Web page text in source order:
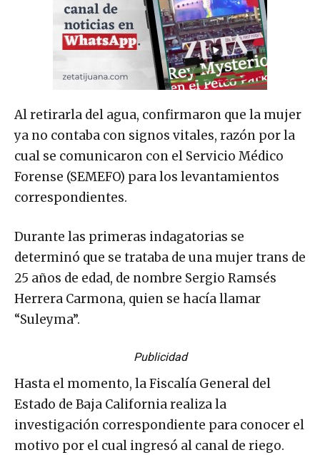
Al retirarla del agua, confirmaron que la mujer
ya no contaba con signos vitales, razón por la
cual se comunicaron con el Servicio Médico
Forense (SEMEFO) para los levantamientos
correspondientes.
Durante las primeras indagatorias se
determinó que se trataba de una mujer trans de
25 años de edad, de nombre Sergio Ramsés
Herrera Carmona, quien se hacía llamar
“Suleyma”.
Publicidad
Hasta el momento, la Fiscalía General del
Estado de Baja California realiza la
investigación correspondiente para conocer el
motivo por el cual ingresó al canal de riego.